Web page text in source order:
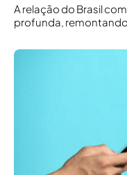
A relação do Brasil
profunda,